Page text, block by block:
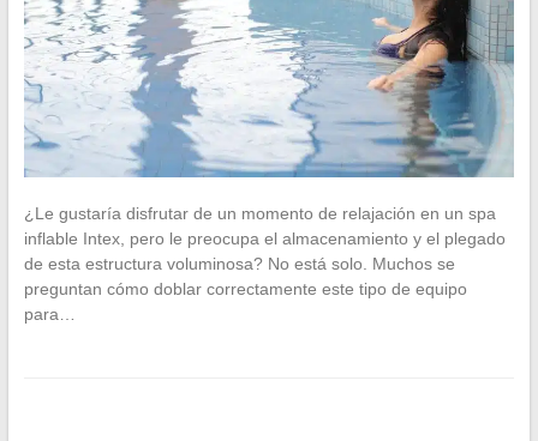
¿Le gustaría disfrutar de un momento de relajación en un spa
inflable Intex, pero le preocupa el almacenamiento y el plegado
de esta estructura voluminosa? No está solo. Muchos se
preguntan cómo doblar correctamente este tipo de equipo
para…